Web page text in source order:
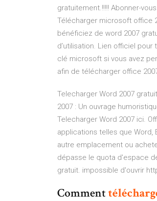
gratuitement.!!!!! Abonner-
Télécharger microsoft office
bénéficiez de word 2007
d’utilisation. Lien officiel
clé microsoft si vous avez
afin de télécharger office
Telecharger Word 2007
2007 : Un ouvrage
Telecharger Word 2007 ici.
applications telles que Word,
autre emplacement ou
dépasse le quota d'espace
gratuit. impossible d'ouvrir
Comment